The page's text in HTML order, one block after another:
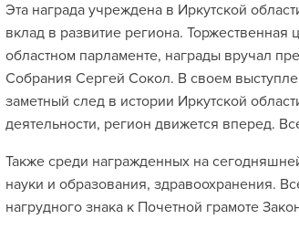
Эта награда учреждена в Иркутской
вклад в развитие региона.
областном парламенте, награды вручал
Собрания Сергей Сокол. В своем
заметный след в истории Иркутской
деятельности, регион движется вперед.
Также среди награжденных на
науки и образования, здравоохранения.
нагрудного знака к Почетной грамоте